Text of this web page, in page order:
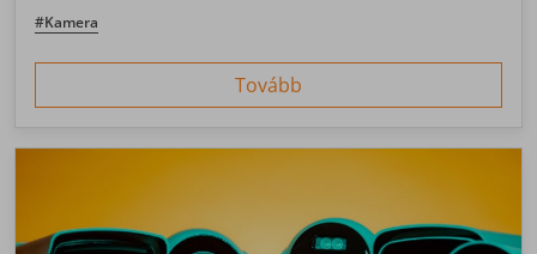
cikkben igyekszünk megválaszolni.
#Kamera
Tovább